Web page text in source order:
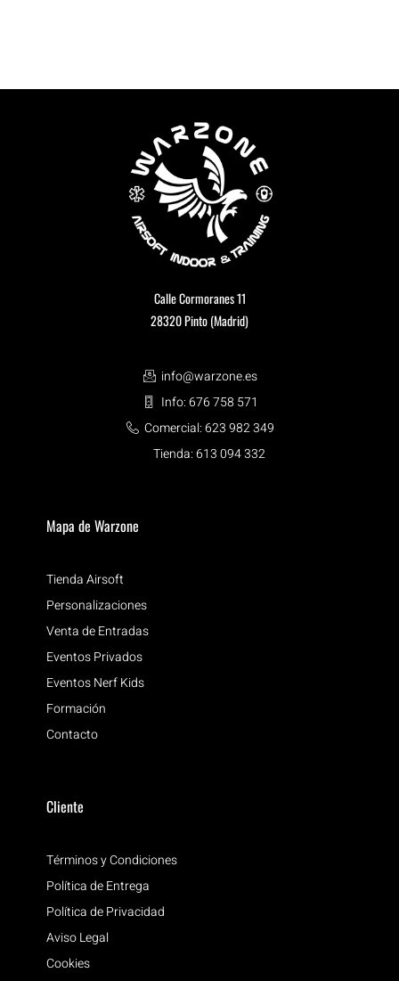
Calle Cormoranes 11
28320 Pinto (Madrid)
info@warzone.es
Info: 676 758 571
Comercial: 623 982 349
Tienda: 613 094 332
Mapa de Warzone
Tienda Airsoft
Personalizaciones
Venta de Entradas
Eventos Privados
Eventos Nerf Kids
Formación
Contacto
Cliente
Términos y Condiciones
Política de Entrega
Política de Privacidad
Aviso Legal
Cookies